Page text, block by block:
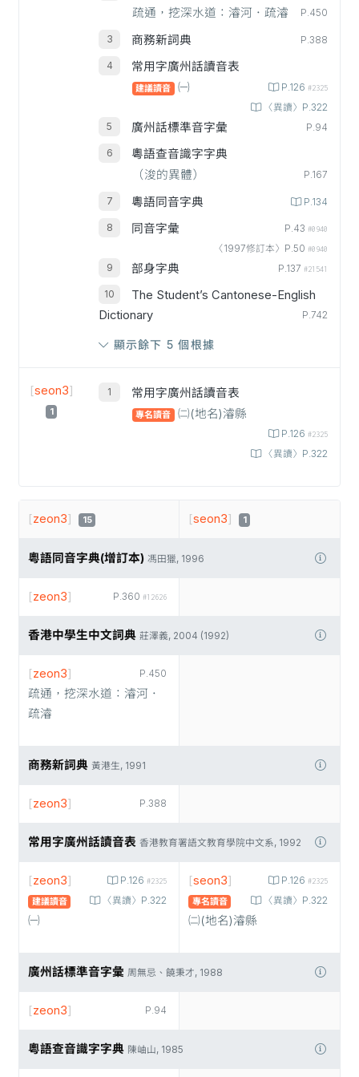
疏通，挖深水道：濬河．疏濬
P.450
商務新詞典 P.388
常用字廣州話讀音表
建議讀音 ㈠ P.126 #2325
〈異讀〉P.322
廣州話標準音字彙 P.94
粵語查音識字字典
（浚的異體）
P.167
粵語同音字典 P.134
同音字彙 P.43 #0940
〈1997修訂本〉P.50 #0940
部身字典 P.137 #21541
The Student’s Cantonese-English
Dictionary
P.742
顯示餘下 5 個根據
[seon3]
1
常用字廣州話讀音表
專名讀音 ㈡(地名)濬縣
P.126 #2325
〈異讀〉P.322
[zeon3] 15 [seon3] 1
粵語同音字典(增訂本) 馮田獵, 1996
P.360 #12626
[zeon3]
香港中學生中文詞典 莊澤義, 2004 (1992)
P.450
[zeon3]
疏通，挖深水道：濬河．
疏濬
商務新詞典 黃港生, 1991
P.388
[zeon3]
常用字廣州話讀音表 香港教育署語文教育學院中文系, 1992
P.126 #2325
〈異讀〉P.322
[zeon3]
建議讀音
㈠
P.126 #2325
〈異讀〉P.322
[seon3]
專名讀音
㈡(地名)濬縣
廣州話標準音字彙 周無忌、饒秉才, 1988
P.94
[zeon3]
粵語查音識字字典 陳岫山, 1985